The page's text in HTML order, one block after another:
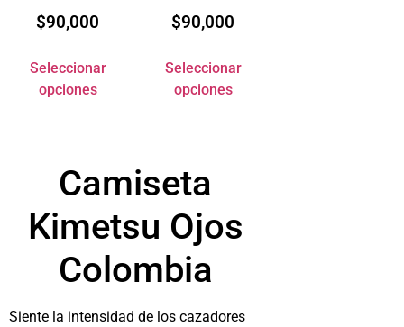
$90,000
Seleccionar
opciones
$90,000
Seleccionar
opciones
Camiseta
Kimetsu Ojos
Colombia
Siente la intensidad de los cazadores